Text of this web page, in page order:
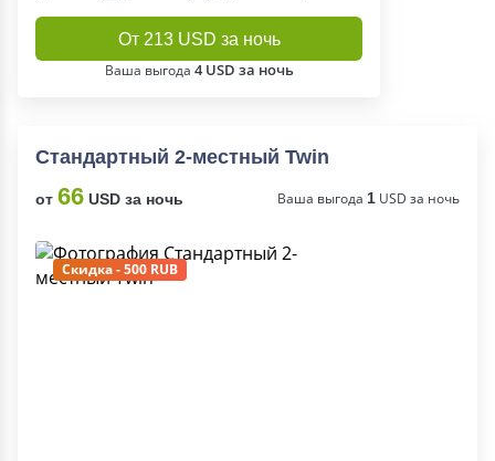
От 213 USD за ночь
Ваша выгода 4 USD за ночь
Стандартный 2-местный Twin
от 66 USD за ночь Ваша выгода 1 USD за ночь
Скидка - 500 RUB